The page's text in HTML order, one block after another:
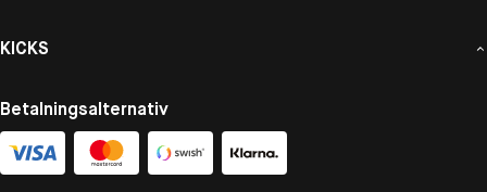
KICKS
Betalningsalternativ